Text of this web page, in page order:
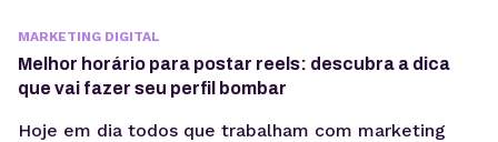
MARKETING DIGITAL
Melhor horário para postar reels: descubra a dica
que vai fazer seu perfil bombar
Hoje em dia todos que trabalham com marketing